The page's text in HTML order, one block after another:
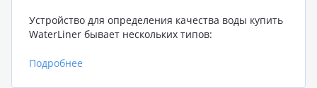
Устройство для определения качества воды купить
WaterLiner бывает нескольких типов:
pH метры
Подробнее